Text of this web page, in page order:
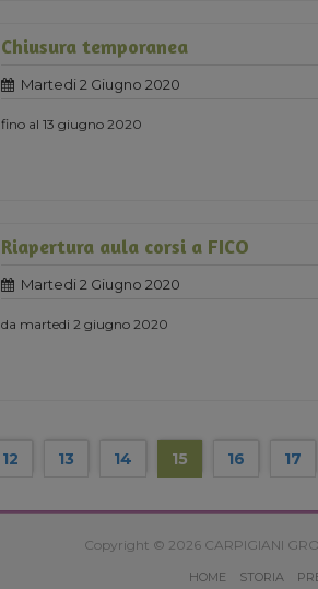
Chiusura temporanea
Martedi 2 Giugno 2020
fino al 13 giugno 2020
Riapertura aula corsi a FICO
Martedi 2 Giugno 2020
da martedi 2 giugno 2020
12 13 14 15 16 17
Copyright © 2026 CARPIGIANI
HOME STORIA